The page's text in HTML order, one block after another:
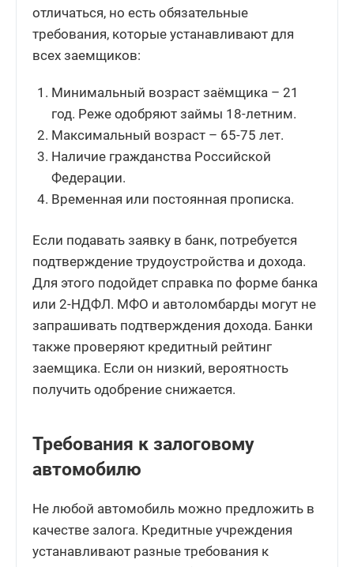
отличаться, но есть обязательные
требования, которые устанавливают для
всех заемщиков:
Минимальный возраст заёмщика – 21
год. Реже одобряют займы 18-летним.
Максимальный возраст – 65-75 лет.
Наличие гражданства Российской
Федерации.
Временная или постоянная прописка.
Если подавать заявку в банк, потребуется
подтверждение трудоустройства и дохода.
Для этого подойдет справка по форме банка
или 2-НДФЛ. МФО и автоломбарды могут не
запрашивать подтверждения дохода. Банки
также проверяют кредитный рейтинг
заемщика. Если он низкий, вероятность
получить одобрение снижается.
Требования к залоговому
автомобилю
Не любой автомобиль можно предложить в
качестве залога. Кредитные учреждения
устанавливают разные требования к